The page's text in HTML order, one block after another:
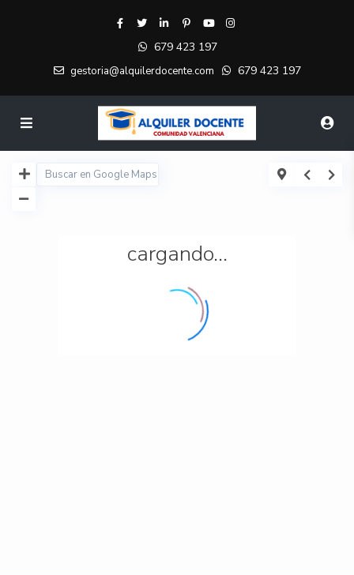
679 423 197
gestoria@alquilerdocente.com 679 423 197
cargando...